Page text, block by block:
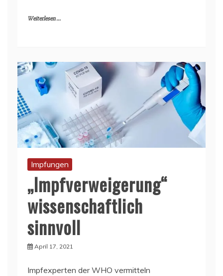
Weiterlesen ...
Impfungen
„Impfverweigerung“
wissenschaftlich
sinnvoll
April 17, 2021
Impfexperten der WHO vermitteln